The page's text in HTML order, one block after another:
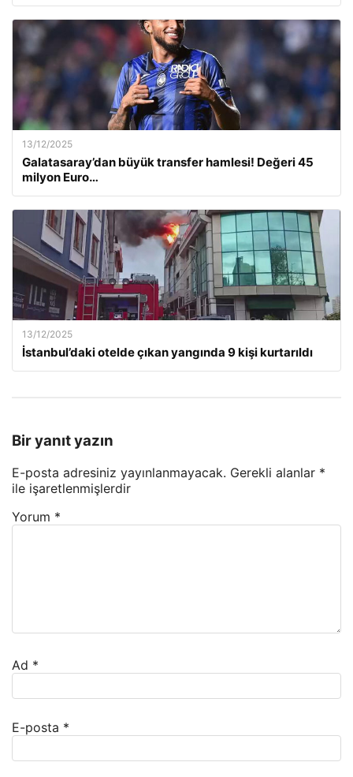
13/12/2025
Galatasaray’dan büyük transfer hamlesi! Değeri 45
milyon Euro…
13/12/2025
İstanbul’daki otelde çıkan yangında 9 kişi kurtarıldı
Bir yanıt yazın
E-posta adresiniz yayınlanmayacak. Gerekli alanlar *
ile işaretlenmişlerdir
Yorum *
Ad *
E-posta *